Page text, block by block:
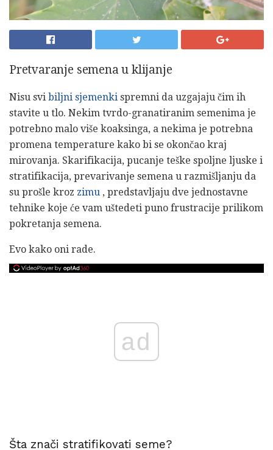
Pretvaranje semena u klijanje
Nisu svi biljni sjemenki spremni da uzgajaju čim ih
stavite u tlo. Nekim tvrdo-granatiranim semenima je
potrebno malo više koaksinga, a nekima je potrebna
promena temperature kako bi se okončao kraj
mirovanja. Skarifikacija, pucanje teške spoljne ljuske i
stratifikacija, prevarivanje semena u razmišljanju da
su prošle kroz zimu , predstavljaju dve jednostavne
tehnike koje će vam uštedeti puno frustracije prilikom
pokretanja semena.
Evo kako oni rade.
ad
Šta znači stratifikovati seme?